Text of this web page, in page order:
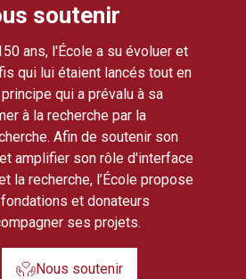
soutenir
ans, l'École a su évoluer et
qui lui étaient lancés tout en
qui a prévalu à sa
à la recherche par la
Afin de soutenir son
amplifier son rôle d'interface
la recherche, l’École propose
et donateurs
ses projets.
Nous soutenir